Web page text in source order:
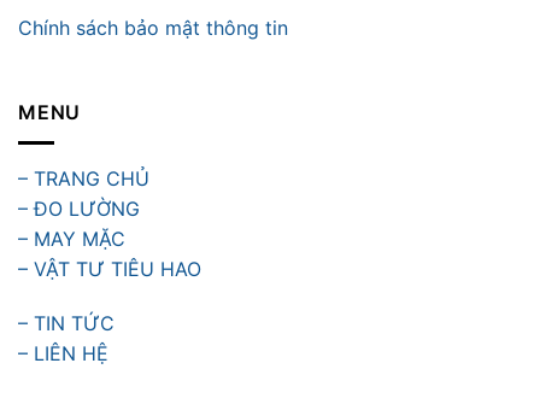
Chính sách bảo mật thông tin
MENU
– TRANG CHỦ
– ĐO LƯỜNG
– MAY MẶC
– VẬT TƯ TIÊU HAO
– TIN TỨC
– LIÊN HỆ